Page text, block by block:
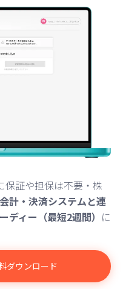
保証や担保は不要・株
会計・決済システムと連
ディー（最短2週間） に
ダウンロード